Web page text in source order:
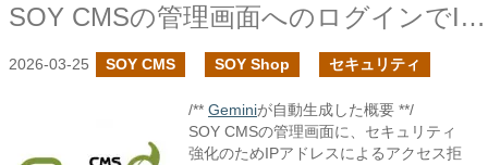
SOY CMSの管理画面へのログインでIPアドレスのアクセス拒否設定を追加しました
2026-03-25 SOY CMS SOY Shop セキュリティ
/** Geminiが自動生成した概要 **/
SOY CMSの管理画面に、セキュリティ
強化のためIPアドレスによるアクセス拒